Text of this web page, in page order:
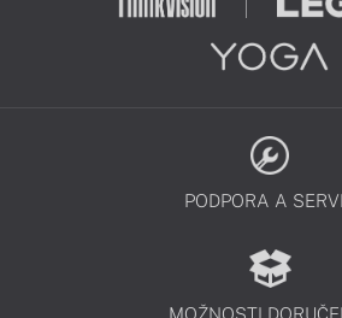
PODPORA A
MOŽNOSTI